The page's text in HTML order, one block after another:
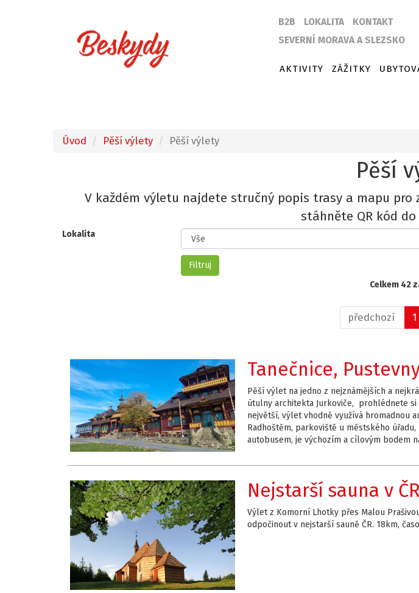
B2B LOKALITA
KONTAKT
SEVERNÍ MORAVA A SLEZSKO
AKTIVITY ZÁŽITKY
Úvod Pěší výlety Pěší výlety
Pěší
V každém výletu najdete stručný popis trasy a mapu
stáhněte QR kód
Lokalita
Celkem 42
předchozí
Tanečnice,
Pěší výlet na jedno z nejznámějších a
útulny architekta Jurkoviče, prohlédnete si
největší, výlet vhodně využívá hromadnou
Radhoštěm, parkoviště u městského
autobusem, je výchozím a cílovým bodem
Nejstarší sauna v ČR
Výlet z Komorní Lhotky přes Malou
odpočinout v nejstarší sauně ČR. 18km,